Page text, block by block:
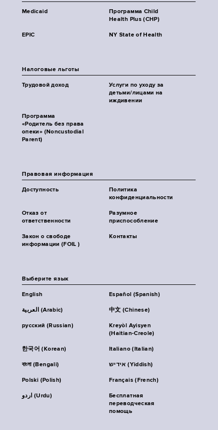
Medicaid
Программа Child
Health Plus (CHP)
EPIC NY State of Health
Налоговые льготы
Трудовой доход
Услуги по уходу за
детьми/лицами на
иждивении
Программа
«Родитель без права
опеки» (Noncustodial
Parent)
Правовая информация
Доступность
Политика
конфиденциальности
Отказ от
ответственности
Разумное
приспособление
Закон о свободе
информации (FOIL )
Контакты
Выберите язык
English Español (Spanish)
العربية (Arabic) 中文 (Chinese)
русский (Russian)
Kreyòl Ayisyen
(Haitian-Creole)
한국어 (Korean) Italiano (Italian)
বাংলা (Bengali) אידיש (Yiddish)
Polski (Polish) Français (French)
اردو (Urdu)
Бесплатная
переводческая
помощь